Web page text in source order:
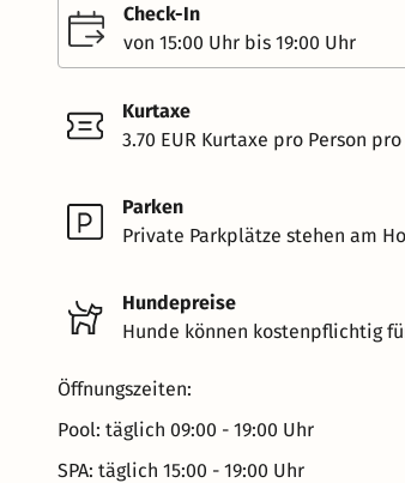
Check-In
von 15:00 Uhr bis 19:00 Uhr
Kurtaxe
3.70 EUR Kurtaxe pro Person
Parken
Private Parkplätze stehen am
Hundepreise
Hunde können kostenpflichtig
Öffnungszeiten:
Pool: täglich 09:00 - 19:00 Uhr
SPA: täglich 15:00 - 19:00 Uhr